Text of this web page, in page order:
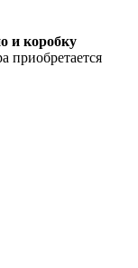
и коробку
приобретается